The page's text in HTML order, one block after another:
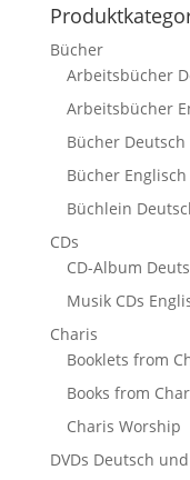
Bücher
Arbeitsbücher
Arbeitsbücher
Bücher Deutsch
Bücher Englisch
Büchlein
CDs
CD-Album
Musik CDs
Charis
Booklets from
Books from
Charis Worship
DVDs Deutsch